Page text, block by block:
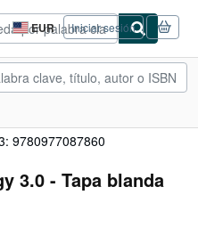
EUR
Preferencias
de
compra
del
Iniciar sesión
9780977087860
3.0 - Tapa blanda